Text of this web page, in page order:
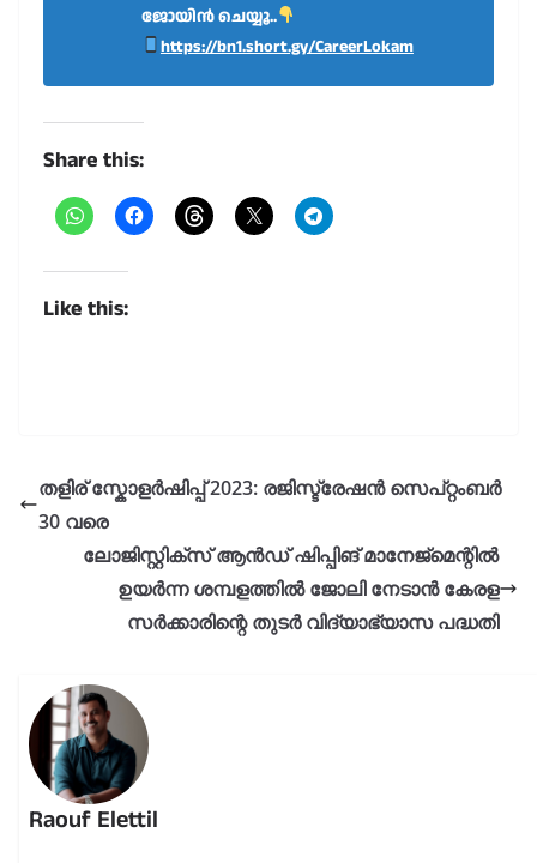
ജോയിൻ ചെയ്യൂ..
https://bn1.short.gy/CareerLokam
Share this:
Like this:
തളിര് സ്കോളർഷിപ്പ് 2023: രജിസ്ട്രേഷൻ സെപ്റ്റംബർ
30 വരെ
ലോജിസ്റ്റിക്സ് ആൻഡ് ഷിപ്പിങ് മാനേജ്മെന്റിൽ
ഉയർന്ന ശമ്പളത്തിൽ ജോലി നേടാൻ കേരള
സർക്കാരിന്റെ തുടർ വിദ്യാഭ്യാസ പദ്ധതി
Raouf Elettil